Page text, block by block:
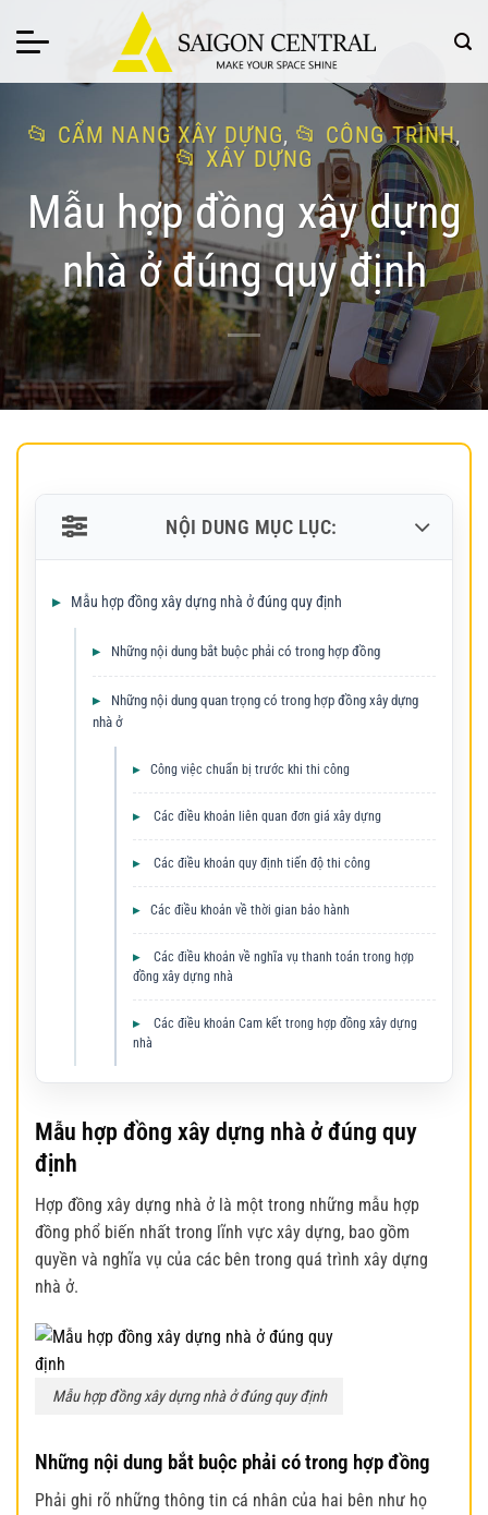
qua
CẨM NANG XÂY DỰNG, CÔNG TRÌNH,
XÂY DỰNG
Mẫu hợp đồng xây dựng
nhà ở đúng quy định
NỘI DUNG MỤC LỤC:
Mẫu hợp đồng xây dựng nhà ở đúng quy định
Những nội dung bắt buộc phải có trong hợp đồng
Những nội dung quan trọng có trong hợp đồng xây dựng
nhà ở
Công việc chuẩn bị trước khi thi công
Các điều khoản liên quan đơn giá xây dựng
Các điều khoản quy định tiến độ thi công
Các điều khoản về thời gian bảo hành
Các điều khoản về nghĩa vụ thanh toán trong hợp
đồng xây dựng nhà
Các điều khoản Cam kết trong hợp đồng xây dựng
nhà
Mẫu hợp đồng xây dựng nhà ở đúng quy
định
Hợp đồng xây dựng nhà ở là một trong những mẫu hợp
đồng phổ biến nhất trong lĩnh vực xây dựng, bao gồm
quyền và nghĩa vụ của các bên trong quá trình xây dựng
nhà ở.
Mẫu hợp đồng xây dựng nhà ở đúng quy định
Những nội dung bắt buộc phải có trong hợp đồng
Phải ghi rõ những thông tin cá nhân của hai bên như họ